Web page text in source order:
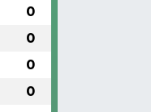
0
0
0
0